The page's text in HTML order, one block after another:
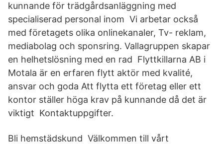
kunnande för trädgårdsanläggning med
specialiserad personal inom Vi arbetar också
med företagets olika onlinekanaler, Tv- reklam,
mediabolag och sponsring. Vallagruppen skapar
en helhetslösning med en rad Flyttkillarna AB i
Motala är en erfaren flytt aktör med kvalité,
ansvar och goda Att flytta ett företag eller ett
kontor ställer höga krav på kunnande då det är
viktigt Kontaktuppgifter.
Bli hemstädskund Välkommen till vårt